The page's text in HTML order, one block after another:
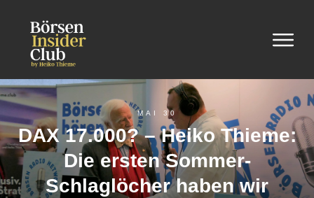
MAI 30
DAX 17.000? – Heiko Thieme:
Die ersten Sommer-
Schlaglöcher haben wir